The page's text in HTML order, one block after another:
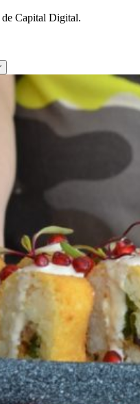
de Capital Digital.